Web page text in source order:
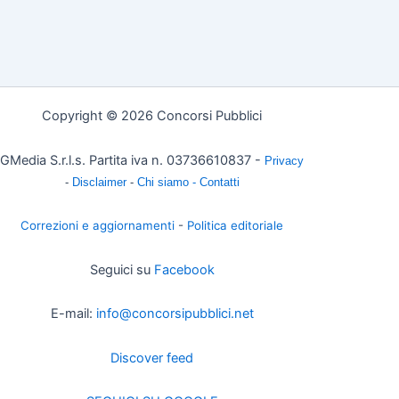
Copyright © 2026 Concorsi Pubblici
GMedia S.r.l.s. Partita iva n. 03736610837 - Privacy
- Disclaimer - Chi siamo - Contatti
Correzioni e aggiornamenti - Politica editoriale
Seguici su Facebook
E-mail: info@concorsipubblici.net
Discover feed